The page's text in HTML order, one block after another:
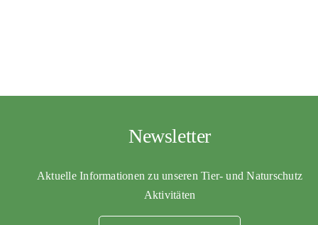
Newsletter
Aktuelle Informationen zu unseren Tier- und Naturschutz
Aktivitäten